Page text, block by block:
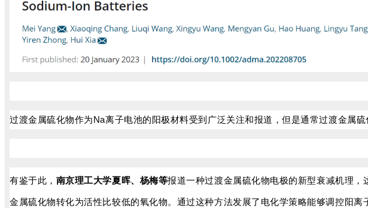
过渡金属硫化物作为Na离子电池的阳极材料受到广泛关注和报道，但是通常过渡金属
有鉴于此， 南京理工大学夏晖、杨梅等报道一种过渡金属硫化物电极的新型衰减机理，
金属硫化物转化为活性比较低的氧化物。通过这种方法发展了电化学策略能够调控阳